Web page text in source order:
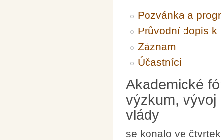
Pozvánka a
Průvodní dopis k
Záznam
Účastníci
Akademické
výzkum, vývoj
vlády
se konalo ve